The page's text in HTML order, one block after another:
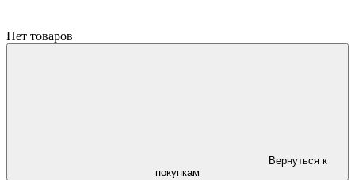
Нет товаров
Вернуться к
покупкам